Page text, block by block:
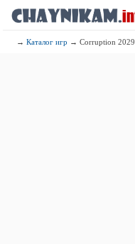
→Каталог игр → Corruption 2029